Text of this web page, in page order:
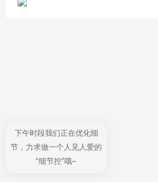
下午时段我们正在优化细
节，力求做一个人见人爱的
“细节控”哦~